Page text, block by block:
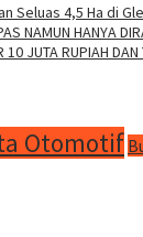
Seluas 4,5 Ha di
NAMUN HANYA
10 JUTA RUPIAH
Otomotif